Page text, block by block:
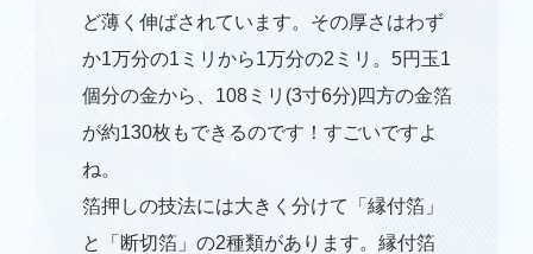
ど薄く伸ばされています。その厚さはわず
か1万分の1ミリから1万分の2ミリ。5円玉1
個分の金から、108ミリ(3寸6分)四方の金箔
が約130枚もできるのです！すごいですよ
ね。
箔押しの技法には大きく分けて「縁付箔」
と「断切箔」の2種類があります。縁付箔